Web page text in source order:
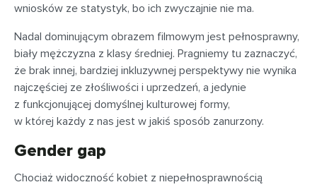
wniosków ze statystyk, bo ich zwyczajnie nie ma.
Nadal dominującym obrazem filmowym jest pełnosprawny,
biały mężczyzna z klasy średniej. Pragniemy tu zaznaczyć,
że brak innej, bardziej inkluzywnej perspektywy nie wynika
najczęściej ze złośliwości i uprzedzeń, a jedynie
z funkcjonującej domyślnej kulturowej formy,
w której każdy z nas jest w jakiś sposób zanurzony.
Gender gap
Chociaż widoczność kobiet z niepełnosprawnością